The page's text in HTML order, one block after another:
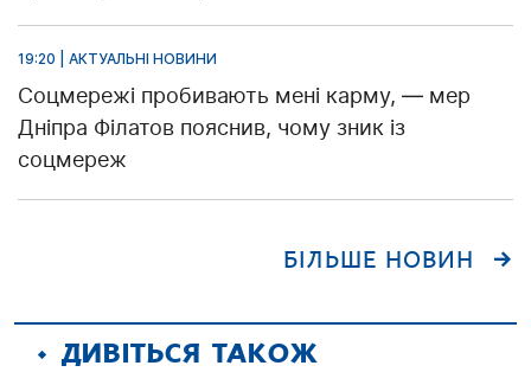
19:20 | АКТУАЛЬНІ НОВИНИ
Соцмережі пробивають мені карму, — мер
Дніпра Філатов пояснив, чому зник із
соцмереж
БІЛЬШЕ НОВИН
ДИВІТЬСЯ ТАКОЖ